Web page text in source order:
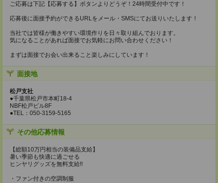
ご応募は下記【応募する】ボタンよりどうぞ！24時間受付中です！
応募後に面接予約ができるURLをメール・SMSにてお送りいたします！
当社では皆様が働きやすい環境作りを日々取り組んでおります。
気になることがあれば面接でお気軽にお問い合わせください！
まずは面接でお会い出来ること楽しみにしています！
面接地
松戸支社
●千葉県松戸市本町18-4
NBF松戸ビル8F
●TEL：050-3159-5165
その他応募情報
【総額10万円相当の装備品支給】
暑い季節も快適に過ごせる
ヒンヤリグッズを無料支給!!
・ファン付きの空調制服